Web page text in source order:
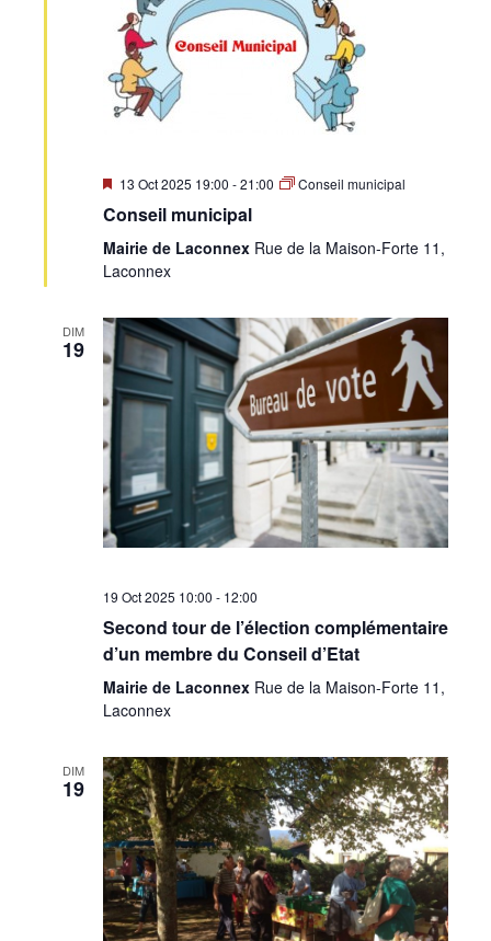
Mis
avant
13 Oct 2025 19:00 -21:00 Conseil municipal
Conseil municipal
Mairie de Laconnex Rue de la Maison-Forte 11,
Laconnex
DIM
19
19 Oct 2025 10:00 - 12:00
Second tour de l’élection complémentaire
d’un membre du Conseil d’Etat
Mairie de Laconnex Rue de la Maison-Forte 11,
Laconnex
DIM
19